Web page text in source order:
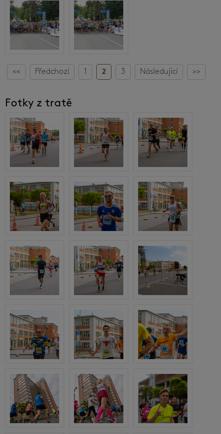
<< Předchozí 1 2 3 Následující >>
Fotky z tratě